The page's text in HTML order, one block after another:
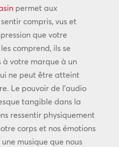
permet aux
compris, vus et
que votre
comprend, ils se
votre marque à un
ne peut être atteint
Le pouvoir de l’audio
tangible dans la
ressentir physiquement
corps et nos émotions
musique que nous